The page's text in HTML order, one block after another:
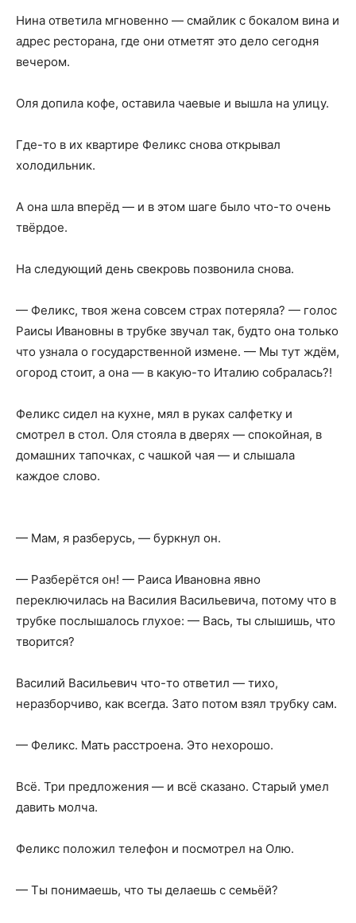
Нина ответила мгновенно — смайлик с бокалом вина и
адрес ресторана, где они отметят это дело сегодня
вечером.
Оля допила кофе, оставила чаевые и вышла на улицу.
Где-то в их квартире Феликс снова открывал
холодильник.
А она шла вперёд — и в этом шаге было что-то очень
твёрдое.
На следующий день свекровь позвонила снова.
— Феликс, твоя жена совсем страх потеряла? — голос
Раисы Ивановны в трубке звучал так, будто она только
что узнала о государственной измене. — Мы тут ждём,
огород стоит, а она — в какую-то Италию собралась?!
Феликс сидел на кухне, мял в руках салфетку и
смотрел в стол. Оля стояла в дверях — спокойная, в
домашних тапочках, с чашкой чая — и слышала
каждое слово.
— Мам, я разберусь, — буркнул он.
— Разберётся он! — Раиса Ивановна явно
переключилась на Василия Васильевича, потому что в
трубке послышалось глухое: — Вась, ты слышишь, что
творится?
Василий Васильевич что-то ответил — тихо,
неразборчиво, как всегда. Зато потом взял трубку сам.
— Феликс. Мать расстроена. Это нехорошо.
Всё. Три предложения — и всё сказано. Старый умел
давить молча.
Феликс положил телефон и посмотрел на Олю.
— Ты понимаешь, что ты делаешь с семьёй?